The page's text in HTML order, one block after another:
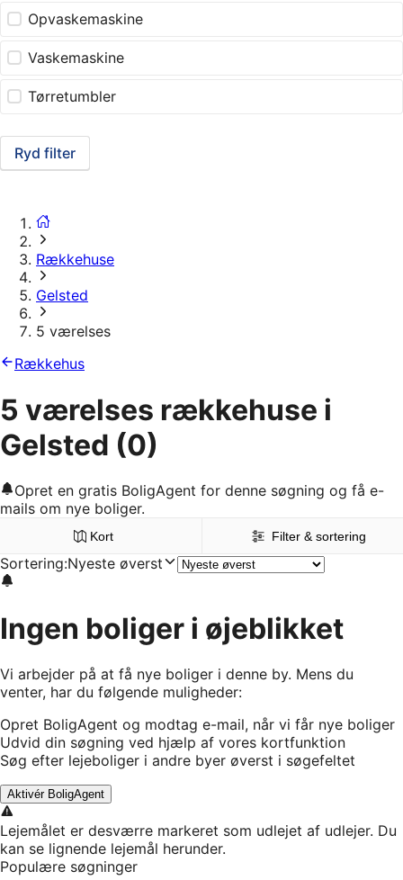
Opvaskemaskine
Vaskemaskine
Tørretumbler
Ryd filter
Rækkehuse
Gelsted
5 værelses
Rækkehus
5 værelses rækkehuse i
Gelsted (0)
Opret en gratis BoligAgent for denne søgning og få e-
mails om nye boliger.
Kort Filter & sortering
Sortering:Nyeste øverst
Ingen boliger i øjeblikket
Vi arbejder på at få nye boliger i denne by. Mens du
venter, har du følgende muligheder:
Opret BoligAgent og modtag e-mail, når vi får nye boliger
Udvid din søgning ved hjælp af vores kortfunktion
Søg efter lejeboliger i andre byer øverst i søgefeltet
Aktivér BoligAgent
Lejemålet er desværre markeret som udlejet af udlejer. Du
kan se lignende lejemål herunder.
Populære søgninger